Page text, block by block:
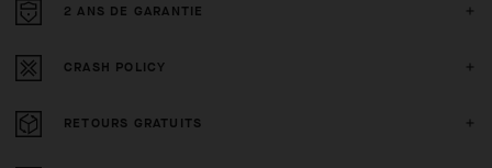
2 ANS DE GARANTIE
CRASH POLICY
RETOURS GRATUITS